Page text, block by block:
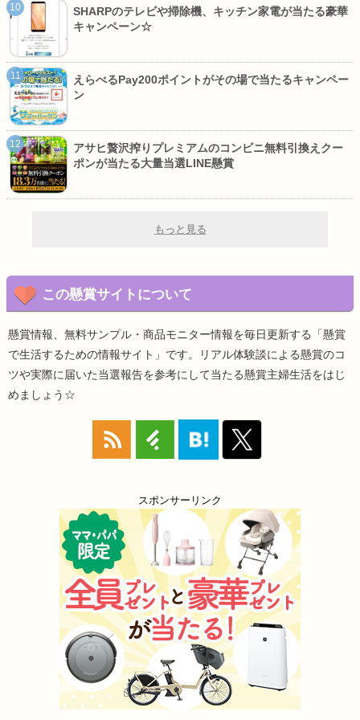
SHARPのテレビや掃除機、キッチン家電が当たる豪華
キャンペーン☆
えらべるPay200ポイントがその場で当たるキャンペー
ン
アサヒ贅沢搾りプレミアムのコンビニ無料引換えクー
ポンが当たる大量当選LINE懸賞
もっと見る
この懸賞サイトについて
懸賞情報、無料サンプル・商品モニター情報を毎日更新する「懸賞
で生活するための情報サイト」です。リアル体験談による懸賞のコ
ツや実際に届いた当選報告を参考にして当たる懸賞主婦生活をはじ
めましょう☆
スポンサーリンク